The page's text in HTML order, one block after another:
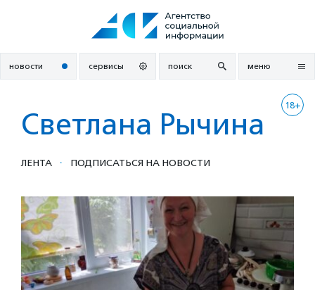
новости сервисы поиск меню
18+
Светлана Рычина
ЛЕНТА · ПОДПИСАТЬСЯ НА НОВОСТИ